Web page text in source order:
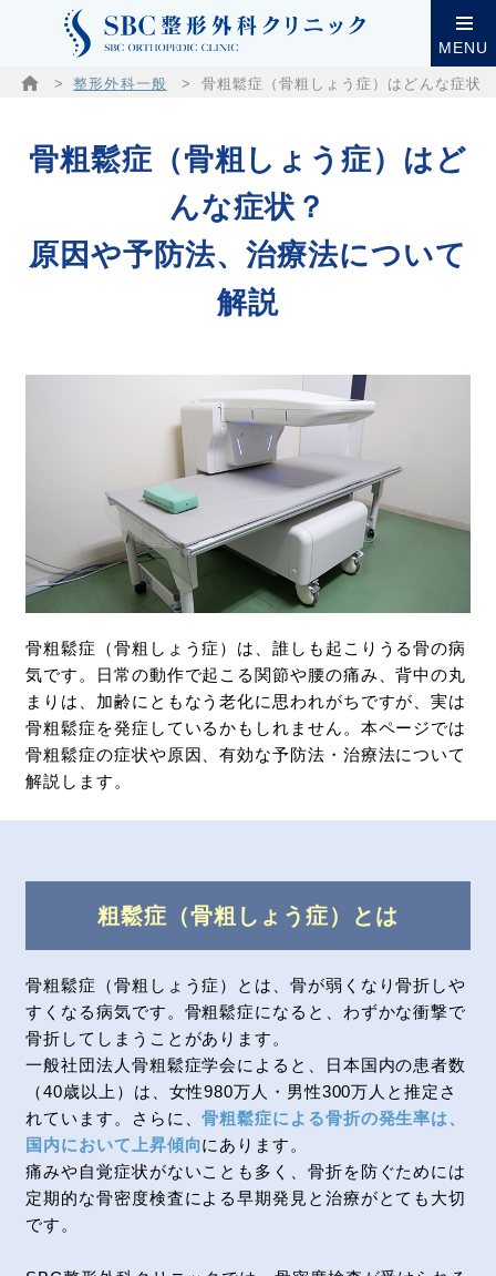
MENU
整形外科一般 骨粗鬆症（骨粗しょう症）はどんな症状
骨粗鬆症（骨粗しょう症）はど
んな症状？
原因や予防法、治療法について
解説
骨粗鬆症（骨粗しょう症）は、誰しも起こりうる骨の病
気です。日常の動作で起こる関節や腰の痛み、背中の丸
まりは、加齢にともなう老化に思われがちですが、実は
骨粗鬆症を発症しているかもしれません。本ページでは
骨粗鬆症の症状や原因、有効な予防法・治療法について
解説します。
粗鬆症（骨粗しょう症）とは
⾻粗鬆症（⾻粗しょう症）とは、⾻が弱くなり⾻折しや
すくなる病気です。⾻粗鬆症になると、わずかな衝撃で
⾻折してしまうことがあります。
一般社団法人骨粗鬆症学会によると、日本国内の患者数
（40歳以上）は、女性980万人・男性300万人と推定さ
れています。さらに、骨粗鬆症による骨折の発生率は、
国内において上昇傾向にあります。
痛みや⾃覚症状がないことも多く、⾻折を防ぐためには
定期的な⾻密度検査による早期発⾒と治療がとても⼤切
です。